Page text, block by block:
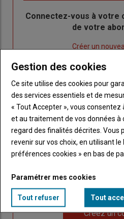
Body
Connectez-vous à votre
de votre
un
nouveau
compte"
Créer un
"Réinitialiser
votre
mot
de
passe"
Lien
"Je
me
connecte"
Je me
Sous-
titre
Vous n'êtes
TITRE CRÉEZ UN
BodyChoisissez votre
compte pour accéder
Lien Créez un
Gestion des cookies
Ce site utilise des cookies pour
des services essentiels et de
« Tout Accepter », vous consentez
et au traitement de vos données à
regard des finalités décrites. Vous
revenir sur vos choix, en utilisant le
préférences cookies » en bas de
Paramétrer mes cookies
Tout refuser Tout